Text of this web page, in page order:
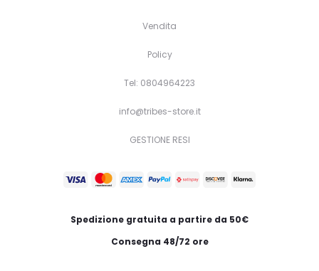
opzioni
essere
scelte
pagina
prodotto
Vendita
Policy
Tel: 0804964223
info@tribes-store.it
GESTIONE RESI
Spedizione gratuita a partire da 50€
Consegna 48/72 ore